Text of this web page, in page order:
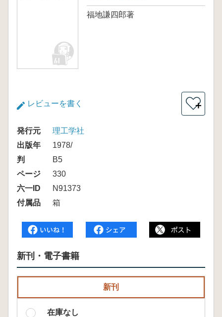
福地謙四郎著
レビューを書く ＋
発行元
理工学社
出版年
1978/
判
B5
ページ
330
六一ID
N91373
付属品
箱
新刊・電子書籍
新刊
在庫なし